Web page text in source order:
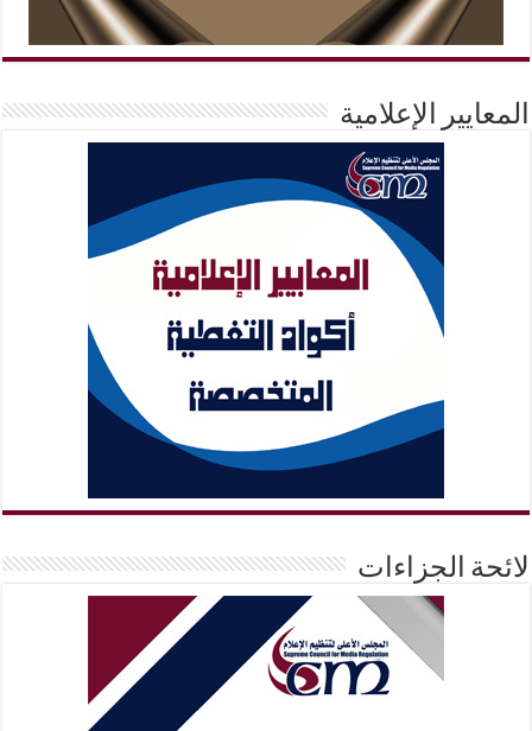
المعايير الإعلامية
لائحة الجزاءات